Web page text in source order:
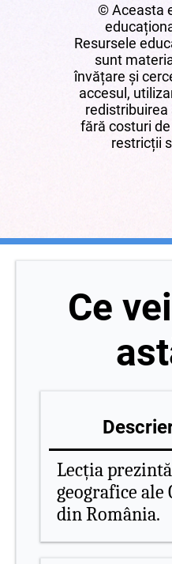
© Aceasta
Resursele
sunt
învățare și
accesul,
redistribuirea
fără costuri
restricții
Ce
Lecția
geografice ale
din România.